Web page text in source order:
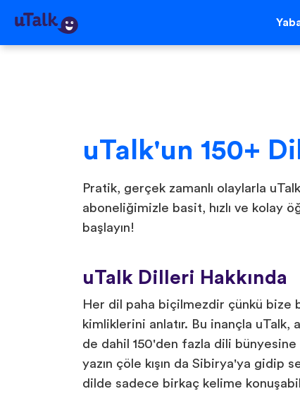
uTalk'un 150+
Pratik, gerçek zamanlı olaylarla
aboneliğimizle basit, hızlı ve kolay
başlayın!
uTalk Dilleri Hakkında
Her dil paha biçilmezdir çünkü bize
kimliklerini anlatır. Bu inançla uTalk,
de dahil 150'den fazla dili bünyesine
yazın çöle kışın da Sibirya'ya gidip
dilde sadece birkaç kelime